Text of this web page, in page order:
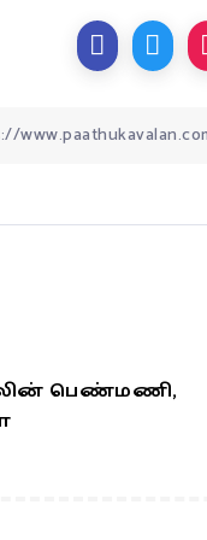
பெண்மணி,